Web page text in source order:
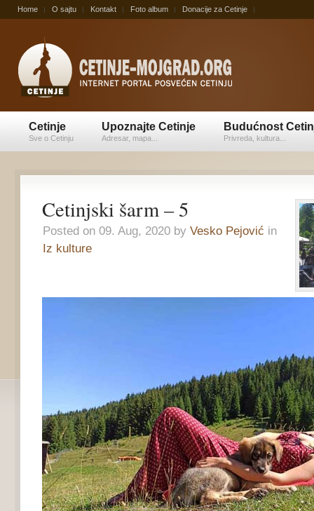
Home O sajtu Kontakt Foto album Donacije za Cetinje
Cetinje
Sve o Cetinju
Upoznajte Cetinje
Adresar, mapa...
Budućnost
Privreda, kultura...
Cetinjski šarm – 5
Posted on 09. Aug, 2020 by Vesko Pejović in
Iz kulture